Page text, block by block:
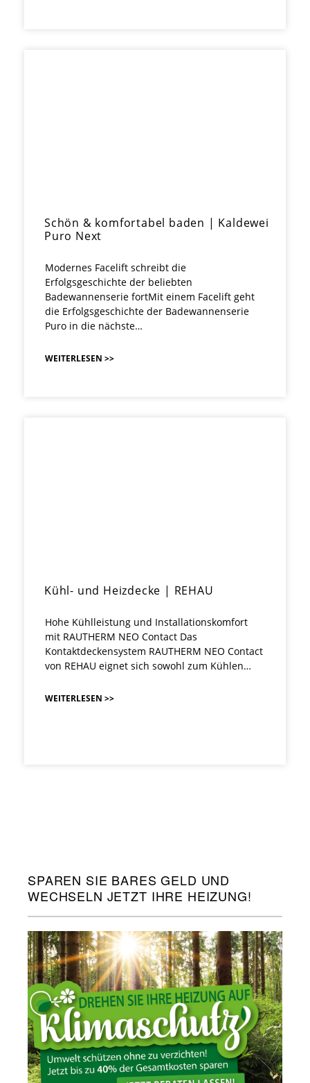
Schön & komfortabel baden | Kaldewei
Puro Next
Modernes Facelift schreibt die
Erfolgsgeschichte der beliebten
Badewannenserie fortMit einem Facelift geht
die Erfolgsgeschichte der Badewannenserie
Puro in die nächste…
WEITERLESEN >>
Kühl- und Heizdecke | REHAU
Hohe Kühlleistung und Installationskomfort
mit RAUTHERM NEO Contact Das
Kontaktdeckensystem RAUTHERM NEO Contact
von REHAU eignet sich sowohl zum Kühlen…
WEITERLESEN >>
SPAREN SIE BARES GELD UND
WECHSELN JETZT IHRE HEIZUNG!